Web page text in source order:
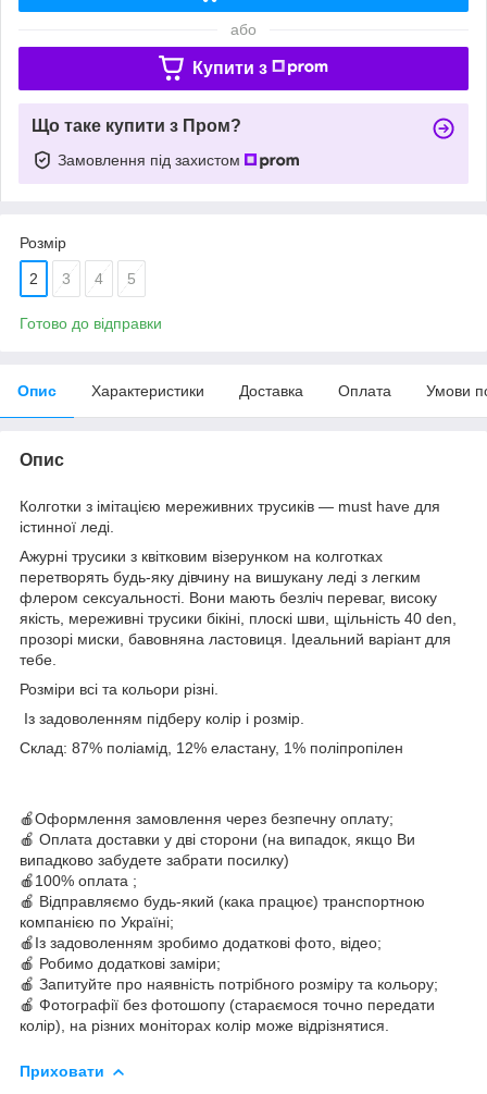
або
Купити з
Що таке купити з Пром?
Замовлення під захистом
Розмір
2 3 4 5
Готово до відправки
Опис Характеристики Доставка Оплата Умови
Опис
Колготки з імітацією мереживних трусиків — must have для
істинної леді.
Ажурні трусики з квітковим візерунком на колготках
перетворять будь-яку дівчину на вишукану леді з легким
флером сексуальності. Вони мають безліч переваг, високу
якість, мереживні трусики бікіні, плоскі шви, щільність 40 den,
прозорі миски, бавовняна ластовиця. Ідеальний варіант для
тебе.
Розміри всі та кольори різні.
Із задоволенням підберу колір і розмір.
Склад: 87% поліамід, 12% еластану, 1% поліпропілен
🍎Оформлення замовлення через безпечну оплату;
🍎 Оплата доставки у дві сторони (на випадок, якщо Ви
випадково забудете забрати посилку)
🍎100% оплата ;
🍎 Відправляємо будь-який (кака працює) транспортною
компанією по Україні;
🍎Із задоволенням зробимо додаткові фото, відео;
🍎 Робимо додаткові заміри;
🍎 Запитуйте про наявність потрібного розміру та кольору;
🍎 Фотографії без фотошопу (стараємося точно передати
колір), на різних моніторах колір може відрізнятися.
Приховати